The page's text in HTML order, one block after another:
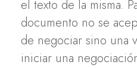
el texto de la misma.
documento no se
de negociar sino una
iniciar una